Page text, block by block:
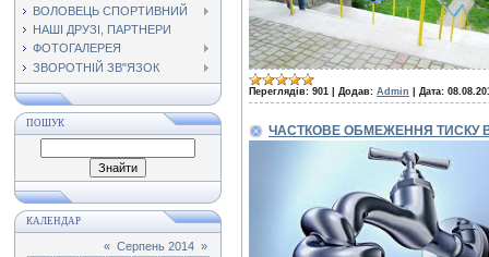
ВОЛОВЕЦЬ СПОРТИВНИЙ
НАШІ ДРУЗІ, ПАРТНЕРИ
ФОТОГАЛЕРЕЯ
ЗВОРОТНІЙ ЗВ"ЯЗОК
ПОШУК
КАЛЕНДАР
« Серпень 2014 »
Переглядів: 901 Додав: Admin Дата:
ЧАСТКОВЕ ОБМЕЖЕННЯ ТИСКУ